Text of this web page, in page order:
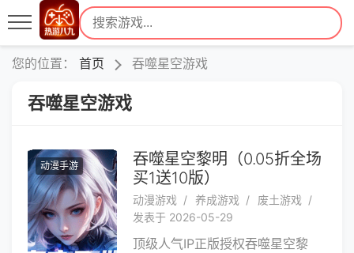
您的位置： 首页 吞噬星空游戏
吞噬星空游戏
动漫手游
吞噬星空黎明（0.05折全场
买1送10版）
动漫游戏 养成游戏
废土游戏
发表于 2026-05-29
顶级人气IP正版授权吞噬星空黎